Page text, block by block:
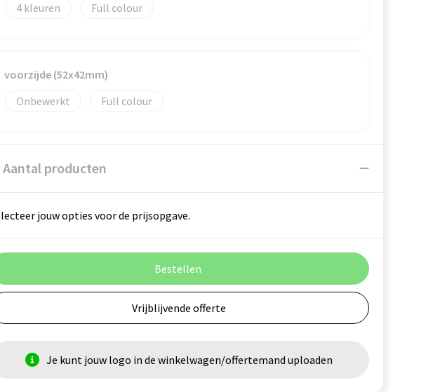
4
Full colour
voorzijde (52x42mm)
Onbewerkt
Full colour
Aantal producten
jouw opties voor de prijsopgave.
Bestellen
Vrijblijvende offerte
Je kunt jouw logo in de winkelwagen/offertemand uploaden